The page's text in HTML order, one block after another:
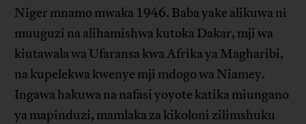
Niger mnamo mwaka 1946. Baba yake alikuwa ni
muuguzi na alihamishwa kutoka Dakar, mji wa
kiutawala wa Ufaransa kwa Afrika ya Magharibi,
na kupelekwa kwenye mji mdogo wa Niamey.
Ingawa hakuwa na nafasi yoyote katika miungano
ya mapinduzi, mamlaka za kikoloni zilimshuku